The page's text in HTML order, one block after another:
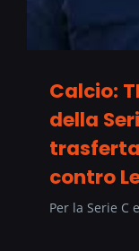
Calcio:
della
contro
Per la Serie C